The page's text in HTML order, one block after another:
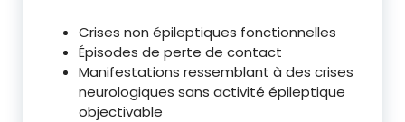
Crises non épileptiques fonctionnelles
Épisodes de perte de contact
Manifestations ressemblant à des crises
neurologiques sans activité épileptique
objectivable